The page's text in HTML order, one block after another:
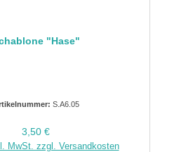
"Hase"
S.A6.05
Regulärer Preis:
3,50 €
MwSt. zzgl. Versandkosten